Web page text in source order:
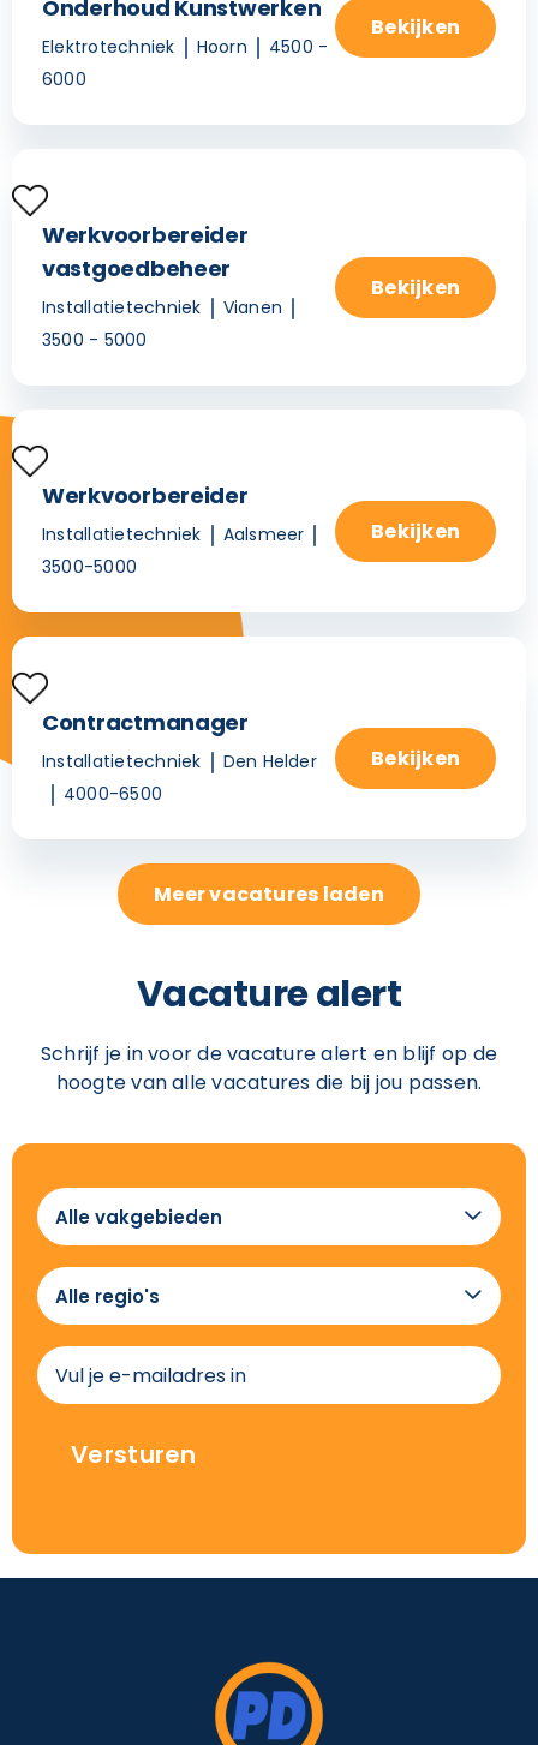
Onderhoud Kunstwerken
Elektrotechniek Hoorn
4500 -
6000
Bekijken
Werkvoorbereider
vastgoedbeheer
Installatietechniek
Vianen
3500 - 5000
Bekijken
Werkvoorbereider
Installatietechniek
Aalsmeer
3500-5000
Bekijken
Contractmanager
Installatietechniek
Den Helder
4000-6500
Bekijken
Meer vacatures laden
Vacature alert
Schrijf je in voor de vacature alert en blijf op de
hoogte van alle vacatures die bij jou passen.
Alle
vakgebieden

Alle
regio's
(Vereist)

E-
mailadres
Versturen